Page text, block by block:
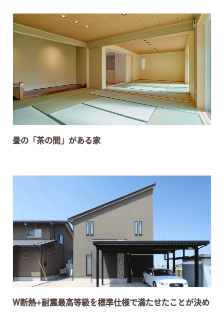
畳の「茶の間」がある家
W断熱+耐震最高等級を標準仕様で満たせたことが決め